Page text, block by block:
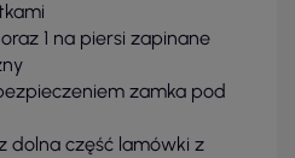
1 na piersi zapinane
zamka pod
dolna część lamówki z